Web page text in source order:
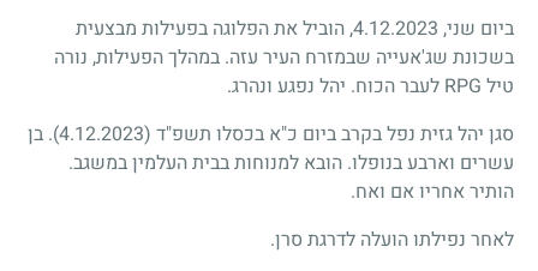
ביום שני, 4.12.2023, הוביל את הפלוגה בפעילות מבצעית
בשכונת שג'אעייה שבמזרח העיר עזה. במהלך הפעילות, נורה
טיל RPG לעבר הכוח. יהל נפגע ונהרג.
סגן יהל גזית נפל בקרב ביום כ"א בכסלו תשפ"ד (4.12.2023)
. בן
עשרים וארבע בנופלו. הובא למנוחות בבית העלמין במשגב.
הותיר אחריו אם ואח.
לאחר נפילתו הועלה לדרגת סרן.